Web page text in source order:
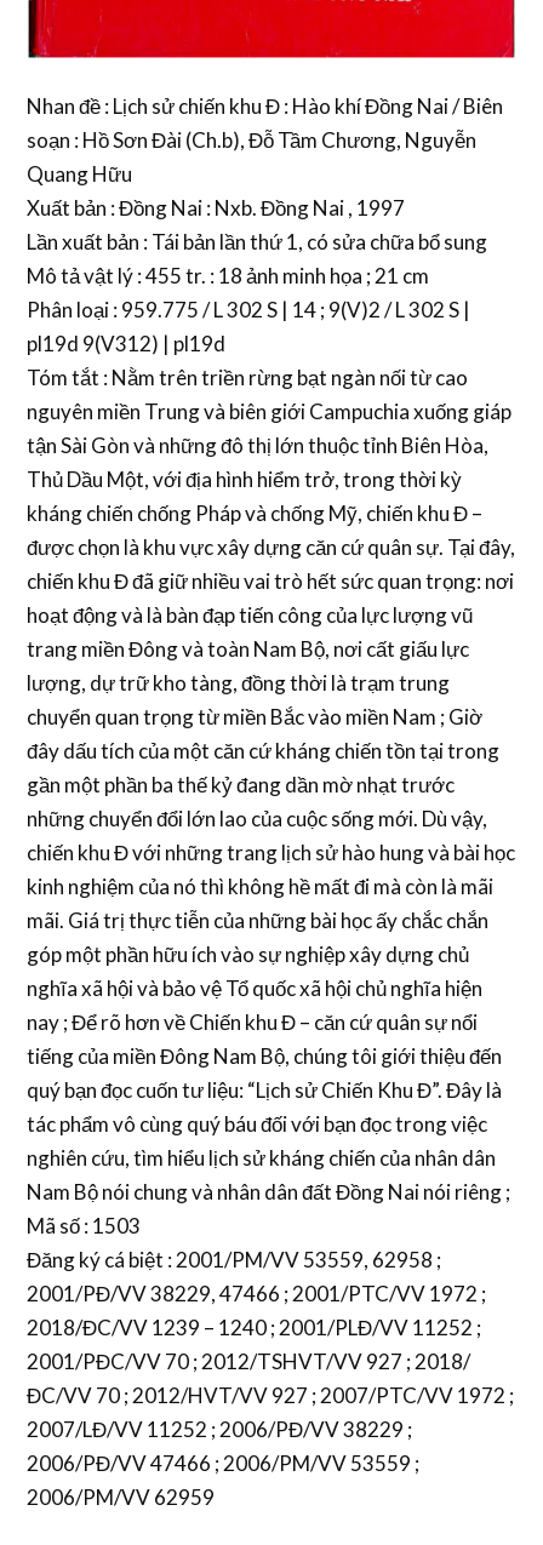
Nhan đề : Lịch sử chiến khu Đ : Hào khí Đồng Nai / Biên
soạn : Hồ Sơn Đài (Ch.b), Đỗ Tầm Chương, Nguyễn
Quang Hữu
Xuất bản : Đồng Nai : Nxb. Đồng Nai , 1997
Lần xuất bản : Tái bản lần thứ 1, có sửa chữa bổ sung
Mô tả vật lý : 455 tr. : 18 ảnh minh họa ; 21 cm
Phân loại : 959.775 / L 302 S | 14 ; 9(V)2 / L 302 S |
pl19d 9(V312) | pl19d
Tóm tắt : Nằm trên triền rừng bạt ngàn nối từ cao
nguyên miền Trung và biên giới Campuchia xuống giáp
tận Sài Gòn và những đô thị lớn thuộc tỉnh Biên Hòa,
Thủ Dầu Một, với địa hình hiểm trở, trong thời kỳ
kháng chiến chống Pháp và chống Mỹ, chiến khu Đ –
được chọn là khu vực xây dựng căn cứ quân sự. Tại đây,
chiến khu Đ đã giữ nhiều vai trò hết sức quan trọng: nơi
hoạt động và là bàn đạp tiến công của lực lượng vũ
trang miền Đông và toàn Nam Bộ, nơi cất giấu lực
lượng, dự trữ kho tàng, đồng thời là trạm trung
chuyển quan trọng từ miền Bắc vào miền Nam ; Giờ
đây dấu tích của một căn cứ kháng chiến tồn tại trong
gần một phần ba thế kỷ đang dần mờ nhạt trước
những chuyển đổi lớn lao của cuộc sống mới. Dù vậy,
chiến khu Đ với những trang lịch sử hào hung và bài học
kinh nghiệm của nó thì không hề mất đi mà còn là mãi
mãi. Giá trị thực tiễn của những bài học ấy chắc chắn
góp một phần hữu ích vào sự nghiệp xây dựng chủ
nghĩa xã hội và bảo vệ Tổ quốc xã hội chủ nghĩa hiện
nay ; Để rõ hơn về Chiến khu Đ – căn cứ quân sự nổi
tiếng của miền Đông Nam Bộ, chúng tôi giới thiệu đến
quý bạn đọc cuốn tư liệu: “Lịch sử Chiến Khu Đ”. Đây là
tác phẩm vô cùng quý báu đối với bạn đọc trong việc
nghiên cứu, tìm hiểu lịch sử kháng chiến của nhân dân
Nam Bộ nói chung và nhân dân đất Đồng Nai nói riêng ;
Mã số : 1503
Đăng ký cá biệt : 2001/PM/VV 53559, 62958 ;
2001/PĐ/VV 38229, 47466 ; 2001/PTC/VV 1972 ;
2018/ĐC/VV 1239 – 1240 ; 2001/PLĐ/VV 11252 ;
2001/PĐC/VV 70 ; 2012/TSHVT/VV 927 ; 2018/
ĐC/VV 70 ; 2012/HVT/VV 927 ; 2007/PTC/VV 1972 ;
2007/LĐ/VV 11252 ; 2006/PĐ/VV 38229 ;
2006/PĐ/VV 47466 ; 2006/PM/VV 53559 ;
2006/PM/VV 62959